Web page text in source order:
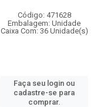
Código: 471628
Embalagem: Unidade
Caixa Com: 36 Unidade(s)
Faça seu login ou
cadastre-se para
comprar.